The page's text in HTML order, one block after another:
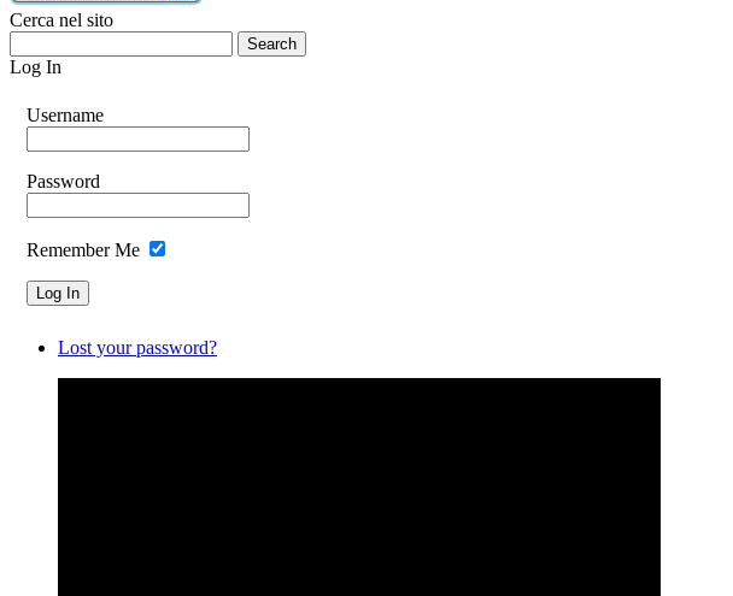
Cerca nel sito
Log In
Username
Password
Remember Me
Lost your password?